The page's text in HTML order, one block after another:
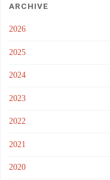
ARCHIVE
2026
2025
2024
2023
2022
2021
2020